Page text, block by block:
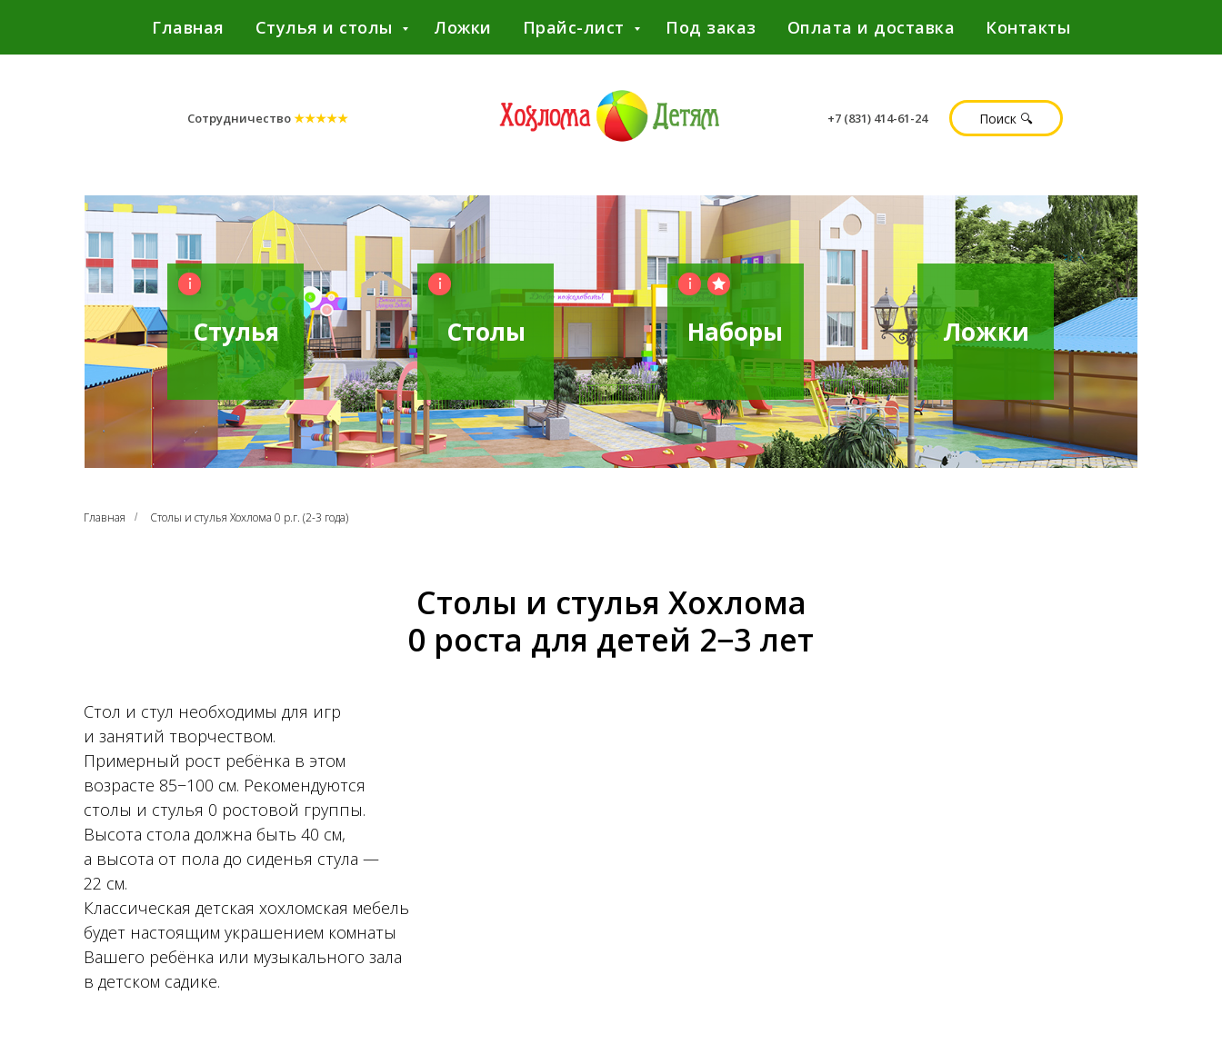
Главная Стулья и столы Ложки Прайс-лист Под заказ Оплата и доставка Контакты
Сотрудничество★★★★★ +7 (831) 414-61-24 Поиск 🔍
Ложки
Наборы
Столы
Стулья
Главная / Столы и стулья Хохлома 0 р.г. (2-3 года)
Столы и стулья Хохлома
0 роста для детей 2−3 лет
Стол и стул необходимы для игр
и занятий творчеством.
Примерный рост ребёнка в этом
возрасте 85−100 см. Рекомендуются
столы и стулья 0 ростовой группы.
Высота стола должна быть 40 см,
а высота от пола до сиденья стула —
22 см.
Классическая детская хохломская мебель
будет настоящим украшением комнаты
Вашего ребёнка или музыкального зала
в детском садике.